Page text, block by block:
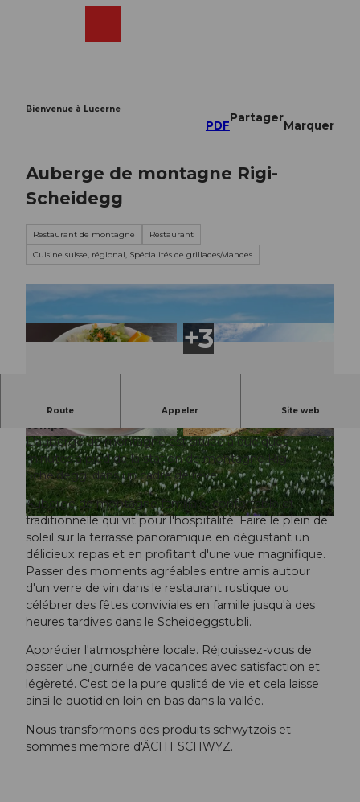
Bienvenue à Lucerne
PDF
Partager
Marquer
Auberge de montagne Rigi-
Scheidegg
Restaurant de montagne
Restaurant
Cuisine suisse, régional, Spécialités de grillades/viandes
©CC-BY
©CC-BY © Spot Magazine | CC-BY
Route Appeler Site web
Profitez d'un panorama alpin de rêve par beau
temps
L'auberge de montagne est située à quelques
minutes à pied de la station de montagne Rigi-
Scheidegg, dans un cadre de rêve.
Auberge de montagne familiale, confortable et
traditionnelle qui vit pour l'hospitalité. Faire le plein de
soleil sur la terrasse panoramique en dégustant un
délicieux repas et en profitant d'une vue magnifique.
Passer des moments agréables entre amis autour
d'un verre de vin dans le restaurant rustique ou
célébrer des fêtes conviviales en famille jusqu'à des
heures tardives dans le Scheideggstubli.
Apprécier l'atmosphère locale. Réjouissez-vous de
passer une journée de vacances avec satisfaction et
légèreté. C'est de la pure qualité de vie et cela laisse
ainsi le quotidien loin en bas dans la vallée.
Nous transformons des produits schwytzois et
sommes membre d'ÄCHT SCHWYZ.